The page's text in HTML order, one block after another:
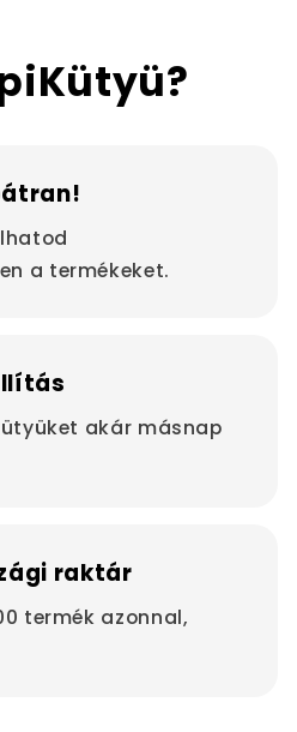
a termékeket.
akár másnap
raktár
termék azonnal,